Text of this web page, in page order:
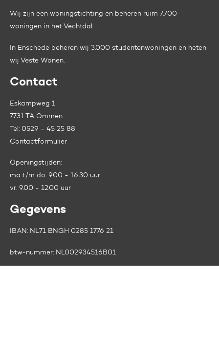
Wij zijn een woningstichting en beheren ruim 7.700
woningen in het Vechtdal.
In Enschede beheren wij 3.000 studentenwoningen en heten
wij Veste Wonen.
Contact
Eskampweg 1
7731 TA Ommen
Tel: 0529 - 45 25 88
Contactformulier
Openingstijden:
ma t/m do. 9.00 - 16.30 uur
vr. 9.00 - 12.00 uur
Gegevens
IBAN: NL71 BNGH 0285 1776 21
btw-nummer: NL002934516B01